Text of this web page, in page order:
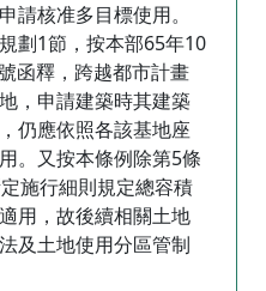
請核准多目標使用。
劃1節，按本部65年10
函釋，跨越都市計畫
，申請建築時其建築
仍應依照各該基地座
。又按本條例除第5條
施行細則規定總容積
用，故後續相關土地
及土地使用分區管制